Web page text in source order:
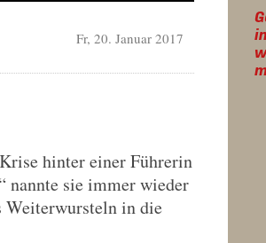
Fr, 20. Januar 2017
hinter einer Führerin
nannte sie immer wieder
in die